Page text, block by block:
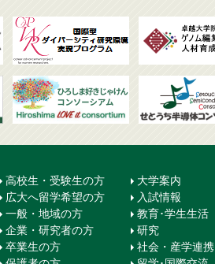
高校生・受験生の方
広大へ留学希望の方
一般・地域の方
企業・研究者の方
卒業生の方
大学案内
入試情報
教育･学生生活
研究
社会・産学連携